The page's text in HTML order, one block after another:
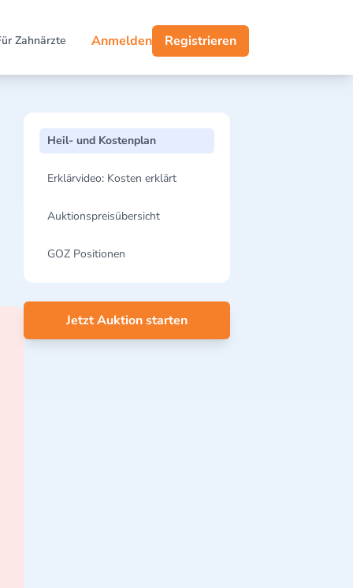
Zahnärzte Anmelden Registrieren
Heil- und Kostenplan
Erklärvideo: Kosten erklärt
Auktionspreisübersicht
GOZ Positionen
Jetzt Auktion starten